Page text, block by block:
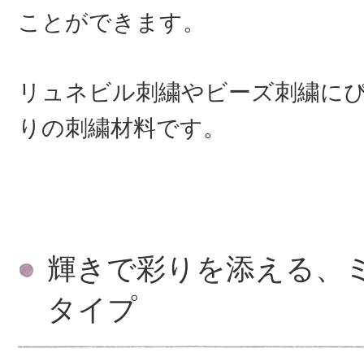
ことができます。
リュネビル刺繍やビーズ刺繍に
りの刺繍材料です。
輝きで彩りを添える、
タイプ